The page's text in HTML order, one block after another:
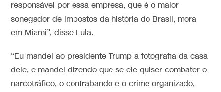
responsável por essa empresa, que é o maior
sonegador de impostos da história do Brasil, mora
em Miami”, disse Lula.
“Eu mandei ao presidente Trump a fotografia da casa
dele, e mandei dizendo que se ele quiser combater o
narcotráfico, o contrabando e o crime organizado,